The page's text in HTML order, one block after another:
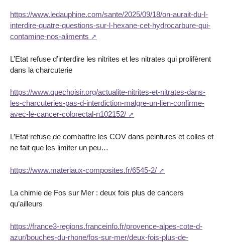
https://www.ledauphine.com/sante/2025/09/18/on-aurait-du-l-
interdire-quatre-questions-sur-l-hexane-cet-hydrocarbure-qui-
contamine-nos-aliments
L’Etat refuse d’interdire les nitrites et les nitrates qui prolifèrent
dans la charcuterie
https://www.quechoisir.org/actualite-nitrites-et-nitrates-dans-
les-charcuteries-pas-d-interdiction-malgre-un-lien-confirme-
avec-le-cancer-colorectal-n102152/
L’Etat refuse de combattre les COV dans peintures et colles et
ne fait que les limiter un peu…
https://www.materiaux-composites.fr/6545-2/
La chimie de Fos sur Mer : deux fois plus de cancers
qu’ailleurs
https://france3-regions.franceinfo.fr/provence-alpes-cote-d-
azur/bouches-du-rhone/fos-sur-mer/deux-fois-plus-de-